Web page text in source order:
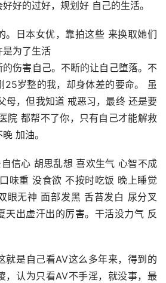
好的过好，规划好 自己的生活。
。日本女优，靠拍这些 来换取她们
是为了生活
伤害自己。不断的让自己堕落。不
25岁整的我，却身体差的要命。 虽
母，但我知道 戒恶习，最终 还是要
院 都帮不了你，只有自己才能解救
加油。
信心 胡思乱想 喜欢生气 心智不成
味重 没食欲 不按时吃饭 晚上睡觉
眼无神 面部发黑 舌苔发白 尿分叉
天出虚汗出的厉害。干活没力气 反
就是自己看AV这么多年来，得到的
，认为只看AV不手淫，就没事，最